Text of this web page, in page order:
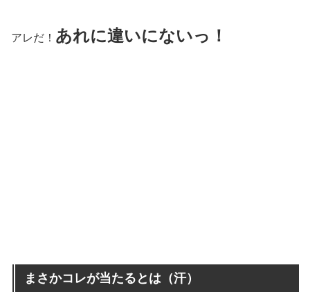
アレだ！ あれに違いにないっ！
まさかコレが当たるとは（汗）